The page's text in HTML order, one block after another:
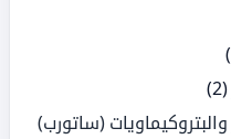
(2)
(ساتورب)